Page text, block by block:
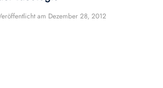
am Dezember 28, 2012